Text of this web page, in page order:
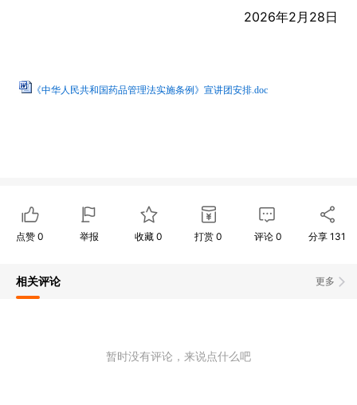
2026年2月28日
《中华人民共和国药品管理法实施条例》宣讲团安排.doc
点赞 0 举报 收藏0 打赏 0 评论 0 分享131
更多
相关评论
暂时没有评论，来说点什么吧